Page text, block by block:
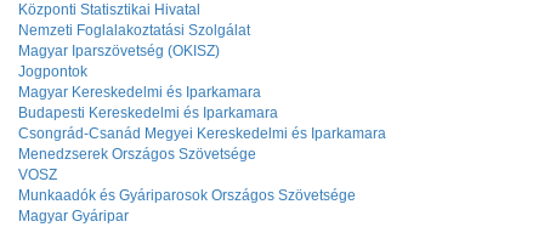
Központi Statisztikai Hivatal
Nemzeti Foglalakoztatási Szolgálat
Magyar Iparszövetség (OKISZ)
Jogpontok
Magyar Kereskedelmi és Iparkamara
Budapesti Kereskedelmi és Iparkamara
Csongrád-Csanád Megyei Kereskedelmi és Iparkamara
Menedzserek Országos Szövetsége
VOSZ
Munkaadók és Gyáriparosok Országos Szövetsége
Magyar Gyáripar